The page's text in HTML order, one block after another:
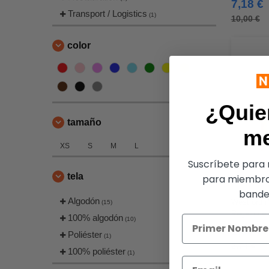
Transport / Logistics (1)
color
tamaño
XS S M L
tela
Algodón (15)
100% algodón (10)
Poliéster (1)
100% poliéster (1)
7,18 €
10,00 €
Westford
Regalo de
1,63 €
2,74 €
Suscríbete para
para